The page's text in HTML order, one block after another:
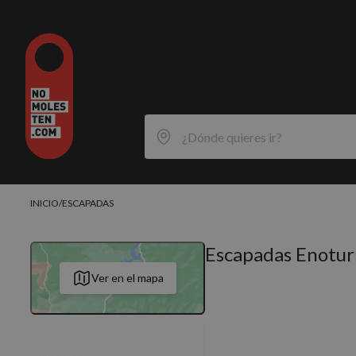
INICIO/ESCAPADAS
Ver en el mapa
Escapadas